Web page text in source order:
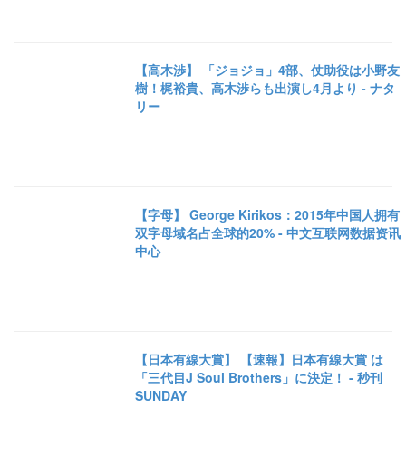
【高木渉】 「ジョジョ」4部、仗助役は小野友
樹！梶裕貴、高木渉らも出演し4月より - ナタ
リー
【字母】 George Kirikos：2015年中国人拥有
双字母域名占全球的20% - 中文互联网数据资讯
中心
【日本有線大賞】 【速報】日本有線大賞 は
「三代目J Soul Brothers」に決定！ - 秒刊
SUNDAY